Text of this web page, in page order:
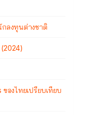
กลงทุนต่างชาติ
องไทยเปรียบเทียบ